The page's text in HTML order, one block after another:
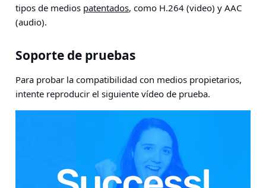
tipos de medios patentados, como H.264 (video) y AAC
(audio).
Soporte de pruebas
Para probar la compatibilidad con medios propietarios,
intente reproducir el siguiente vídeo de prueba.